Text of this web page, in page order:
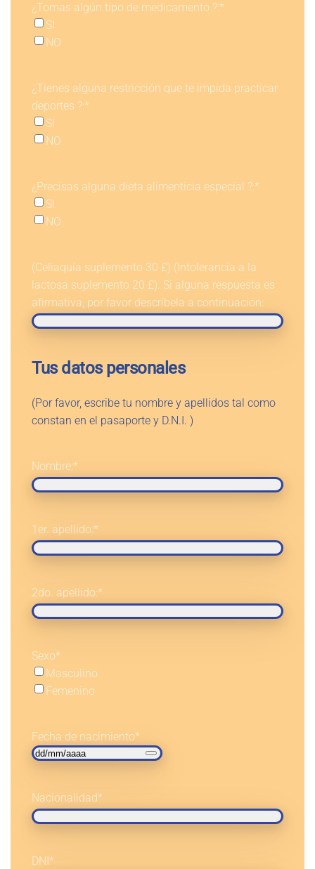
¿Tomas algún tipo de medicamento ?:*
SI
NO
¿Tienes alguna restricción que te impida practicar
deportes ?:*
SI
NO
¿Precisas alguna dieta alimenticia especial ?:*
SI
NO
(Celiaquía suplemento 30 £) (Intolerancia a la
lactosa suplemento 20 £). Si alguna respuesta es
afirmativa, por favor descríbela a continuación:
Tus datos personales
(Por favor, escribe tu nombre y apellidos tal como
constan en el pasaporte y D.N.I. )
Nombre:*
1er. apellido:*
2do. apellido:*
Sexo*
Masculino
Femenino
Fecha de nacimiento*
Nacionalidad*
DNI *